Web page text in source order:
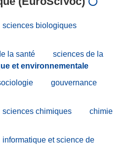
sciences biologiques
la santé
sciences de la
et environnementale
gouvernance
sciences chimiques
chimie
informatique et science de